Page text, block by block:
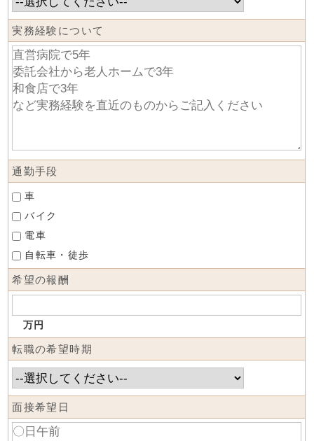
実務経験について
通勤手段
車
バイク
電車
自転車・徒歩
希望の報酬
万円
転職の希望時期
面接希望日